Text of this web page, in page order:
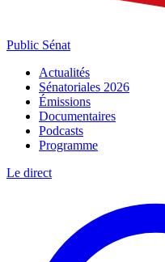
Public Sénat
Actualités
Sénatoriales 2026
Émissions
Documentaires
Podcasts
Programme
Le direct